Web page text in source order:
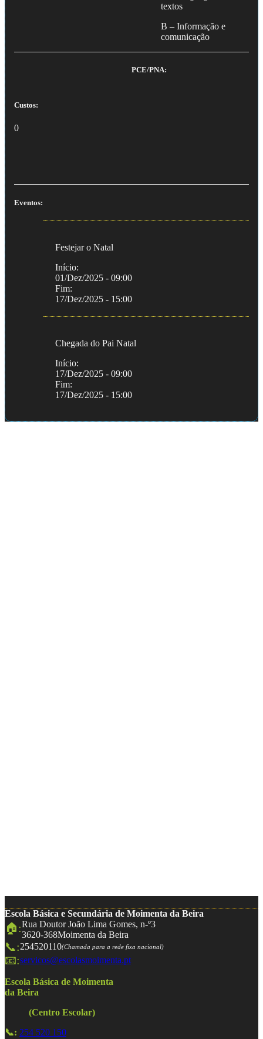
textos
B – Informação e
comunicação
Custos:
0
PCE/PNA:
Eventos:
Festejar o Natal
Início:
01/Dez/2025 - 09:00
Fim:
17/Dez/2025 - 15:00
Chegada do Pai Natal
Início:
17/Dez/2025 - 09:00
Fim:
17/Dez/2025 - 15:00
Escola Básica e Secundária de Moimenta da Beira
🏠:Rua Doutor João Lima Gomes, n-º3
3620-368Moimenta da Beira
📞:254520110(Chamada para a rede fixa nacional)
📧:servicos@escolasmoimenta.pt
Escola Básica de Moimenta
da Beira
(Centro Escolar)
📞: 254 520 150